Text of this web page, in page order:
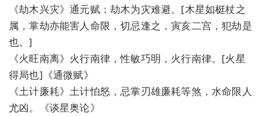
《劫木兴灾》通元赋：劫木为灾难避。[木星如梃杖之
属，掌劫亦能害人命限，切忌逢之，寅亥二宫，犯劫是
也。]
《火旺南离》火行南律，性敏巧明，火行南律。[火星
得局也]《通微赋》
《土计廉耗》土计怕怒，忌掌刃雄廉耗等煞，水命限人
尤凶。《谈星奥论》